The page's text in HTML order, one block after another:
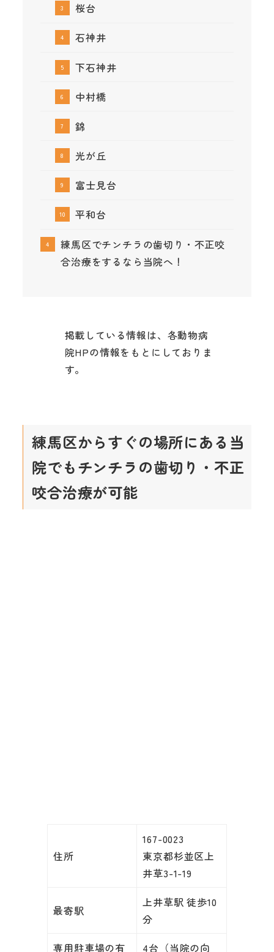
桜台
石神井
下石神井
中村橋
錦
光が丘
富士見台
平和台
練馬区でチンチラの歯切り・不正咬
合治療をするなら当院へ！
掲載している情報は、各動物病
院HPの情報をもとにしておりま
す。
練馬区からすぐの場所にある当
院でもチンチラの歯切り・不正
咬合治療が可能
住所
167-0023
東京都杉並区上
井草3-1-19
最寄駅
上井草駅 徒歩10
分
専用駐車場の有
4台（当院の向